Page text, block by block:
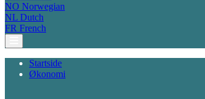
NO Norwegian
NL Dutch
FR French
Startside
Økonomi